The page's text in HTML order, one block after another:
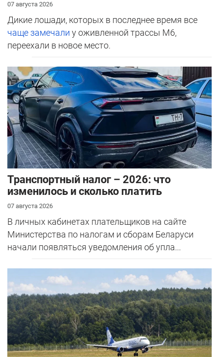
07 августа 2026
Дикие лошади, которых в последнее время все
чаще замечали у оживленной трассы М6,
переехали в новое место.
Транспортный налог – 2026: что
изменилось и сколько платить
07 августа 2026
В личных кабинетах плательщиков на сайте
Министерства по налогам и сборам Беларуси
начали появляться уведомления об упла...